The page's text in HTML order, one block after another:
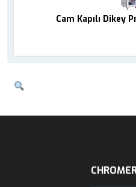
Cam Kapılı Dikey